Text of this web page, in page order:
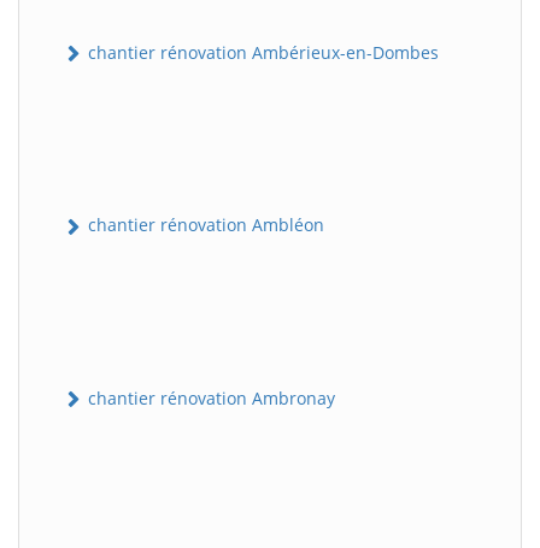
chantier rénovation Ambérieux-en-Dombes
chantier rénovation Ambléon
chantier rénovation Ambronay